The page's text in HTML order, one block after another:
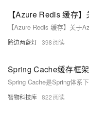
路边两盏灯 398
Spring Cache缓存框架
智物科技库 822